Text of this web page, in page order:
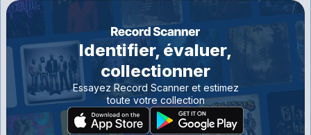
Identifier, évaluer,
collectionner
Essayez Record Scanner et estimez
toute votre collection